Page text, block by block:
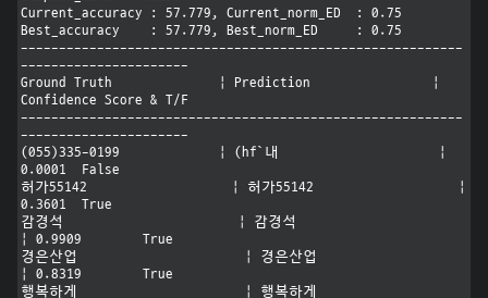
Current_accuracy : 57.779, Current_norm_ED  : 0.75
Best_accuracy    : 57.779, Best_norm_ED     : 0.75
----------------------------------------------------------
----------------------
Ground Truth              | Prediction                |
Confidence Score & T/F
----------------------------------------------------------
----------------------
(055)335-0199             | (hf`내                     |
0.0001	False
허가55142                   | 허가55142                   |
0.3601	True
감경석                       | 감경석
| 0.9909	True
경은산업                      | 경은산업
| 0.8319	True
행복하게                      | 행복하게